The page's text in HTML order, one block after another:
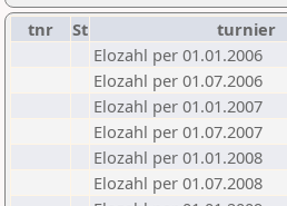
tnr St turnier
Elozahl per 01.01.2006
Elozahl per 01.07.2006
Elozahl per 01.01.2007
Elozahl per 01.07.2007
Elozahl per 01.01.2008
Elozahl per 01.07.2008